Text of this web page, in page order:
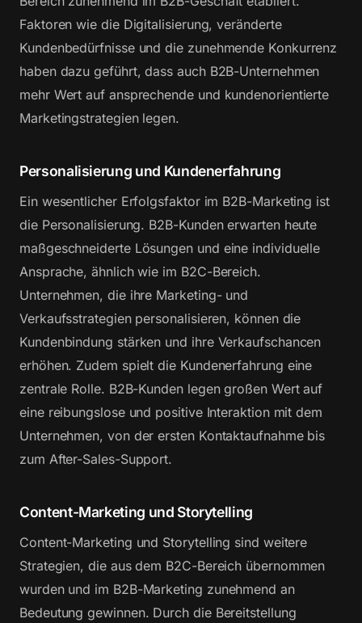
Faktoren wie die Digitalisierung, veränderte
Kundenbedürfnisse und die zunehmende Konkurrenz
haben dazu geführt, dass auch B2B-Unternehmen
mehr Wert auf ansprechende und kundenorientierte
Marketingstrategien legen.
Personalisierung und Kundenerfahrung
Ein wesentlicher Erfolgsfaktor im B2B-Marketing ist
die Personalisierung. B2B-Kunden erwarten heute
maßgeschneiderte Lösungen und eine individuelle
Ansprache, ähnlich wie im B2C-Bereich.
Unternehmen, die ihre Marketing- und
Verkaufsstrategien personalisieren, können die
Kundenbindung stärken und ihre Verkaufschancen
erhöhen. Zudem spielt die Kundenerfahrung eine
zentrale Rolle. B2B-Kunden legen großen Wert auf
eine reibungslose und positive Interaktion mit dem
Unternehmen, von der ersten Kontaktaufnahme bis
zum After-Sales-Support.
Content-Marketing und Storytelling
Content-Marketing und Storytelling sind weitere
Strategien, die aus dem B2C-Bereich übernommen
wurden und im B2B-Marketing zunehmend an
Bedeutung gewinnen. Durch die Bereitstellung